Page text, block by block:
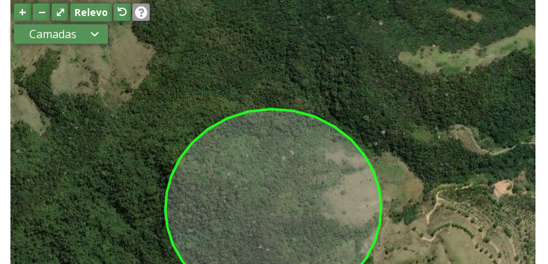
+ − ⤢ Relevo
Camadas
Estados
Municípios
Terras
indígenas
(FUNAI)
UC Federal
UC Estaduais
UC
Municipais
Hidrografia
1:1.000.000
(ANA)